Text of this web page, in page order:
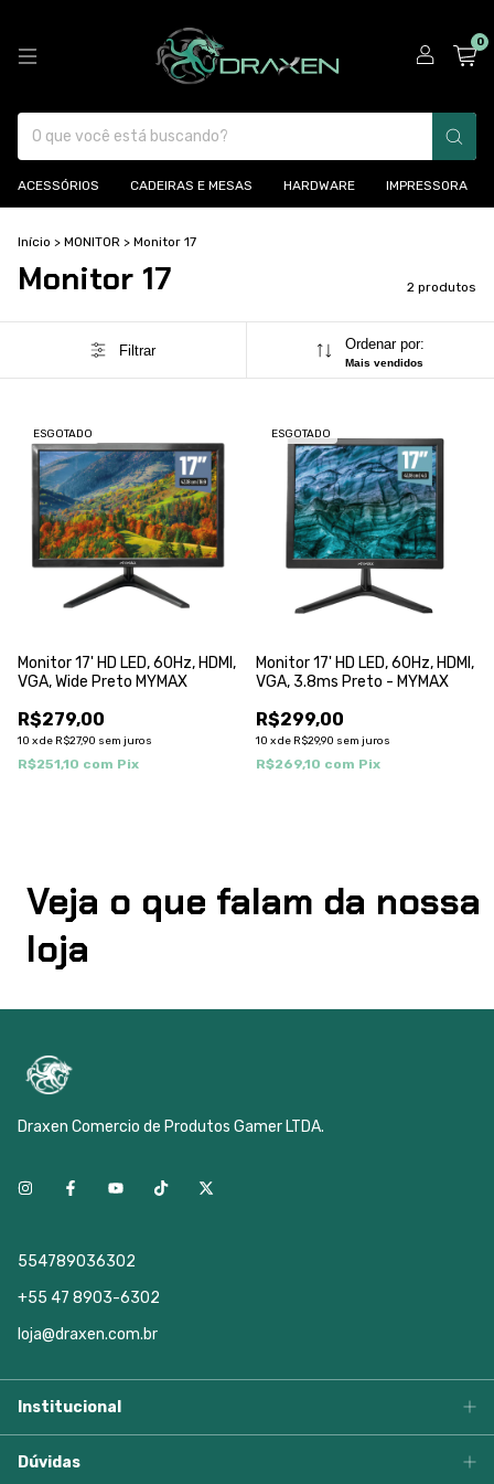
0
ACESSÓRIOS CADEIRAS E MESAS HARDWARE IMPRESSORA
Início > MONITOR > Monitor 17
Monitor 17 2 produtos
Filtrar Ordenar por:
Mais vendidos
ESGOTADO
Monitor 17' HD LED, 60Hz, HDMI,
VGA, Wide Preto MYMAX
R$279,00
10 xde R$27,90 sem juros
R$251,10 com Pix
ESGOTADO
Monitor 17' HD LED, 60Hz, HDMI,
VGA, 3.8ms Preto - MYMAX
R$299,00
10 xde R$29,90 sem juros
R$269,10 com Pix
Veja o que falam da nossa
loja
Draxen Comercio de Produtos Gamer LTDA.
554789036302
+55 47 8903-6302
loja@draxen.com.br
Institucional
Dúvidas